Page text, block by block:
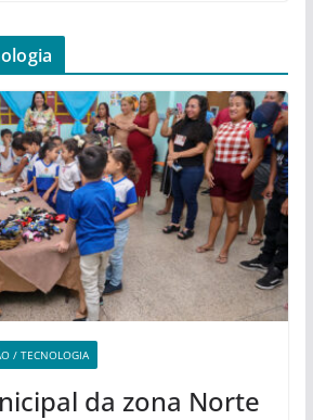
/ TECNOLOGIA
da zona Norte